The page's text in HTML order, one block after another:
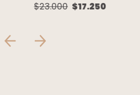
$23.000 $17.250